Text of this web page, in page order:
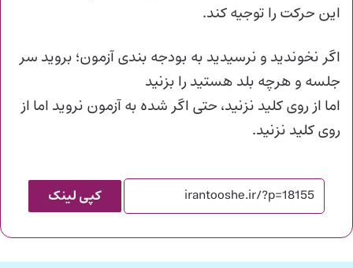
این حرکت را توجیه کند.
اگر نخوندید و نرسیدید به بودجه بندی آزمون؛ بروید سر
جلسه و هرچه بلد هستید را بزنید
اما از روی کلید نزنید، حتی اگر شده به آزمون نروید اما از
روی کلید نزنید.
کپی لینک